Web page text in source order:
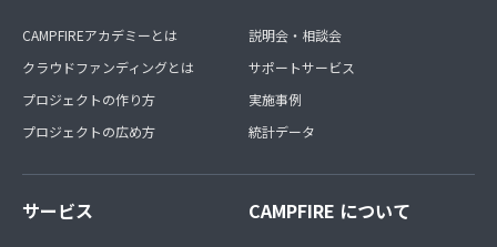
CAMPFIREアカデミーとは
クラウドファンディングとは
プロジェクトの作り方
プロジェクトの広め方
説明会・相談会
サポートサービス
実施事例
統計データ
サービス CAMPFIRE について